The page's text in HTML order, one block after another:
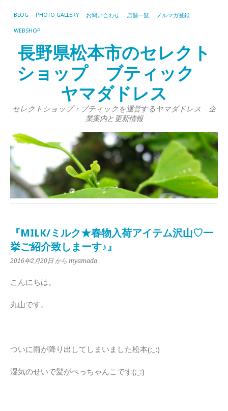
BLOG PHOTO GALLERY お問い合わせ 店舗一覧 メルマガ登録
WEBSHOP
長野県松本市のセレクト
ショップ ブティック
ヤマダドレス
セレクトショップ・ブティックを運営するヤマダドレス 企
業案内と更新情報
『MILK/ミルク★春物入荷アイテム沢山♡一
挙ご紹介致しまーす♪』
2016年2月20日 から myamada
こんにちは。
丸山です。
ついに雨が降り出してしまいました松本(;_:)
湿気のせいで髪がぺっちゃんこです(;_:)